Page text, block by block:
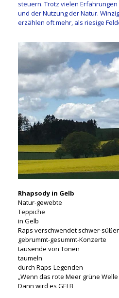
steuern. Trotz vielen
und der Nutzung der Natur.
erzählen oft mehr, als riesige
Rhapsody in Gelb
Natur-gewebte
Teppiche
in Gelb
Raps verschwendet schwer-
gebrummt-gesummt-Konzerte
tausende von Tönen
taumeln
durch Raps-Legenden
„Wenn das rote Meer grüne
Dann wird es GELB